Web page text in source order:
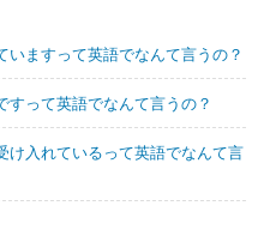
ますって英語でなんて言うの？
って英語でなんて言うの？
け入れているって英語でなんて言